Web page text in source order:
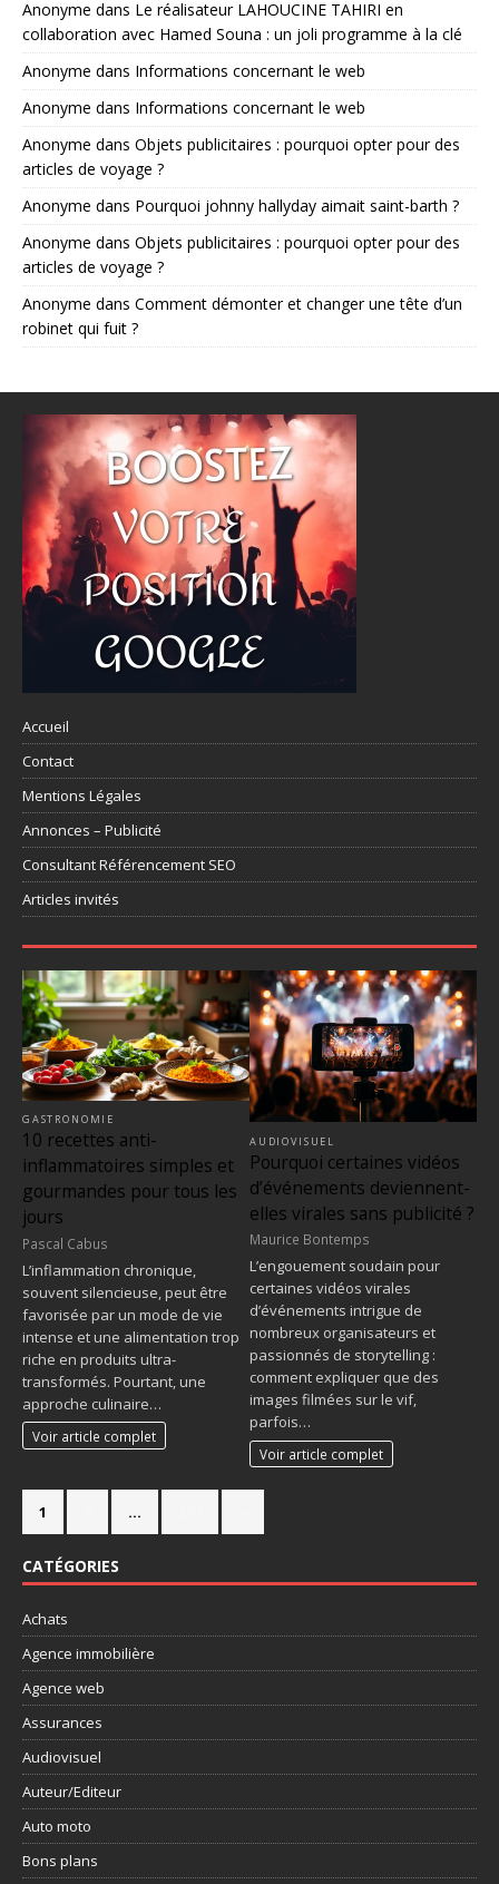
Anonyme dans Le réalisateur LAHOUCINE TAHIRI en
collaboration avec Hamed Souna : un joli programme à la clé
Anonyme dans Informations concernant le web
Anonyme dans Informations concernant le web
Anonyme dans Objets publicitaires : pourquoi opter pour des
articles de voyage ?
Anonyme dans Pourquoi johnny hallyday aimait saint-barth ?
Anonyme dans Objets publicitaires : pourquoi opter pour des
articles de voyage ?
Anonyme dans Comment démonter et changer une tête d’un
robinet qui fuit ?
Accueil
Contact
Mentions Légales
Annonces – Publicité
Consultant Référencement SEO
Articles invités
GASTRONOMIE
10 recettes anti-
inflammatoires simples et
gourmandes pour tous les
jours
Pascal Cabus
L’inflammation chronique,
souvent silencieuse, peut être
favorisée par un mode de vie
intense et une alimentation trop
riche en produits ultra-
transformés. Pourtant, une
approche culinaire…
Voir article complet
AUDIOVISUEL
Pourquoi certaines vidéos
d’événements deviennent-
elles virales sans publicité ?
Maurice Bontemps
L’engouement soudain pour
certaines vidéos virales
d’événements intrigue de
nombreux organisateurs et
passionnés de storytelling :
comment expliquer que des
images filmées sur le vif,
parfois…
Voir article complet
1 …
CATÉGORIES
Achats
Agence immobilière
Agence web
Assurances
Audiovisuel
Auteur/Editeur
Auto moto
Bons plans